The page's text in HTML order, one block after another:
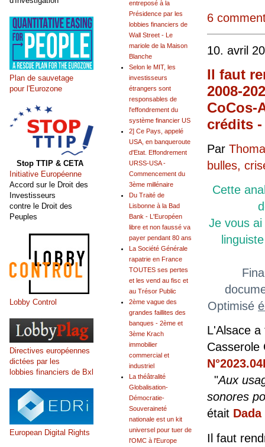
6
10. avril
Il faut
2008-
CoCos-
crédits
Par
bulles,
Cette
Je vous
Optimisé
L'Alsace
Casserole
"Aux
sonores
était Dada
Il faut
entreposé à la
Présidence par les
lobbies financiers de
Wall Street - Le
mariole de la Maison
Blanche
Selon le MIT, les
investisseurs
étrangers sont
responsables de
l'effondrement du
système financier US
2] Ce Pays, appelé
USA, en banqueroute
d'Etat. Effondrement
URSS-USA -
Commencement du
3ème millénaire
Du Traité de
Lisbonne à la Bad
Bank - L'Européen
libre et non faussé va
payer pendant 80 ans
La Société Générale
rapatrie en France
TOUTES ses pertes
et les vend au fisc et
au Trésor Public
2ème vague des
grandes faillites des
banques - 2ème et
3ème Krach
immobilier
commercial et
industriel
La théâtralité
Globalisation-
Démocratie-
Souveraineté
nationale est un kit
universel pour tuer de
l'OMC à l'Europe
Plan de sauvetage
pour l'Eurozone
Stop TTIP & CETA
Initiative Européenne
Accord sur le Droit des
Investisseurs
contre le Droit des
Peuples
Lobby Control
Directives européennes
dictées par les
lobbies financiers de Bxl
European Digital Rights